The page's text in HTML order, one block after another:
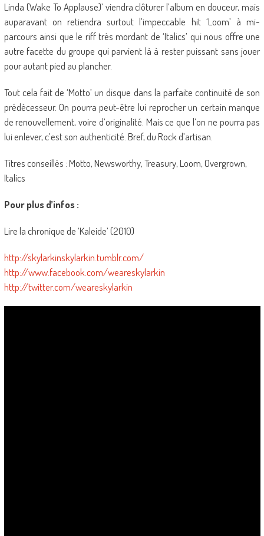
Linda (Wake To Applause)’ viendra clôturer l’album en douceur, mais
auparavant on retiendra surtout l’impeccable hit ‘Loom’ à mi-
parcours ainsi que le riff très mordant de ‘Italics’ qui nous offre une
autre facette du groupe qui parvient là à rester puissant sans jouer
pour autant pied au plancher.
Tout cela fait de ‘Motto’ un disque dans la parfaite continuité de son
prédécesseur. On pourra peut-être lui reprocher un certain manque
de renouvellement, voire d’originalité. Mais ce que l’on ne pourra pas
lui enlever, c’est son authenticité. Bref, du Rock d’artisan.
Titres conseillés : Motto, Newsworthy, Treasury, Loom, Overgrown,
Italics
Pour plus d’infos :
Lire la chronique de ‘Kaleide’ (2010)
http://skylarkinskylarkin.tumblr.com/
http://www.facebook.com/weareskylarkin
http://twitter.com/weareskylarkin